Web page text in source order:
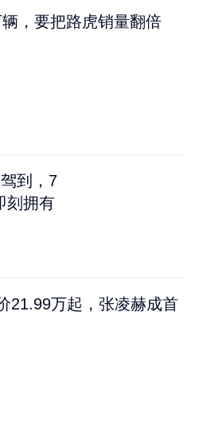
，要把路虎销量翻倍
到，7
刻拥有
21.99万起，张凌赫成首